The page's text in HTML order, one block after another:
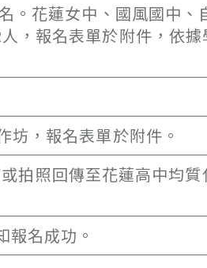
。花蓮女中、國風國中、
，報名表單於附件，依
，報名表單於附件。
拍照回傳至花蓮高中均質
名成功。